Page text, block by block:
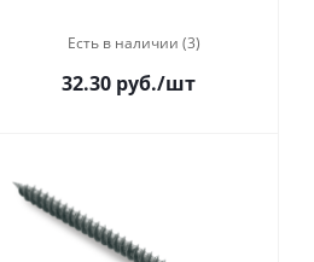
Есть в наличии (3)
32.30 руб./шт